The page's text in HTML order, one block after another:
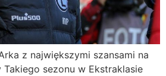
z największymi szansami na
sezonu w Ekstraklasie